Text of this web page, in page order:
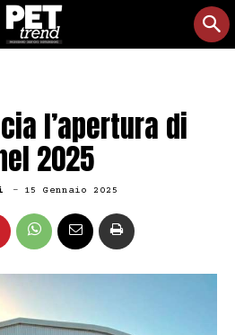
l’apertura di
2025
- 15 Gennaio 2025